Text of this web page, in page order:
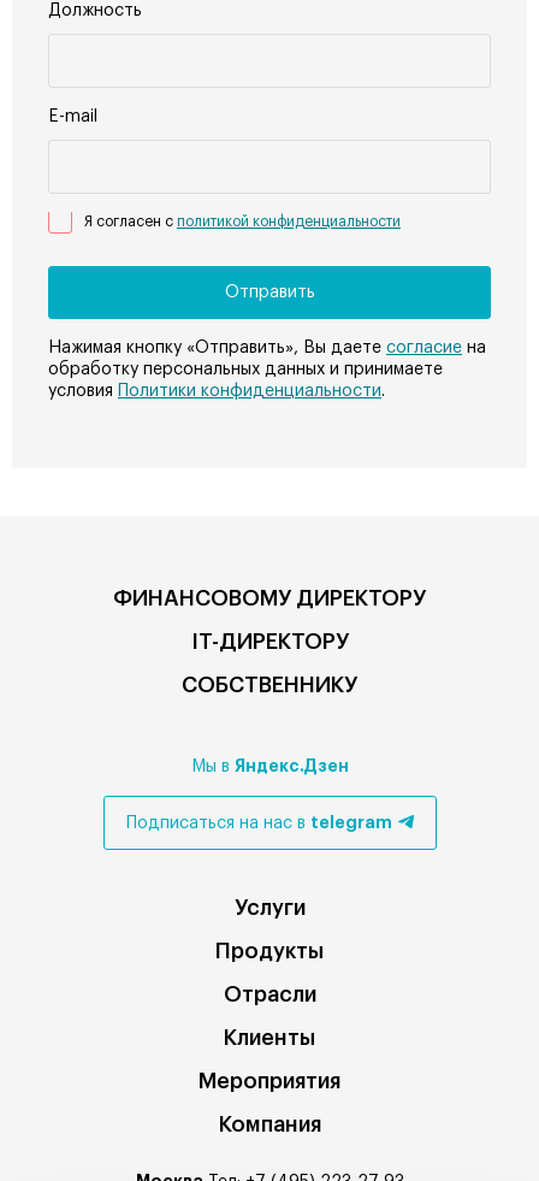
Должность
E-mail
Я согласен с политикой конфиденциальности
Нажимая кнопку «Отправить», Вы даете согласие на
обработку персональных данных и принимаете
условия
Политики конфиденциальности.
ФИНАНСОВОМУ ДИРЕКТОРУ
IT-ДИРЕКТОРУ
СОБСТВЕННИКУ
Мы в Яндекс.Дзен
Подписаться на нас в telegram
Услуги
Продукты
Отрасли
Клиенты
Мероприятия
Компания